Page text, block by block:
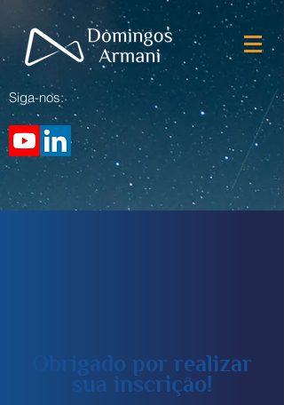
Siga-nos:
Obrigado por realizar
sua inscrição!